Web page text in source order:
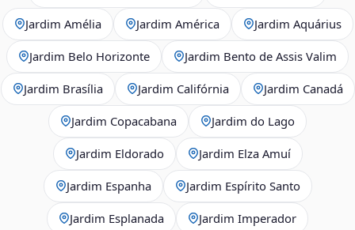
Jardim Amélia Jardim América Jardim Aquárius
Jardim Belo Horizonte Jardim Bento de Assis Valim
Jardim Brasília Jardim Califórnia Jardim Canadá
Jardim Copacabana Jardim do Lago
Jardim Eldorado Jardim Elza Amuí
Jardim Espanha Jardim Espírito Santo
Jardim Esplanada Jardim Imperador